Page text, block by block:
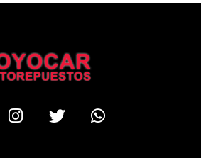
Instagram
TwitterWhatsapp